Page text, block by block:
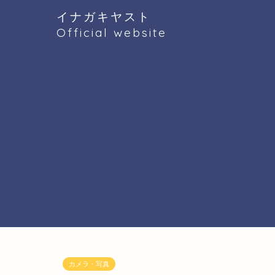
イナガキヤスト
Official website
カメラ・写真